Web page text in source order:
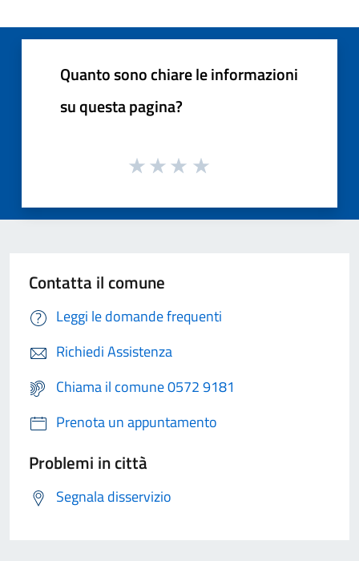
Quanto sono chiare le informazioni
su questa pagina?
Contatta il comune
Leggi le domande frequenti
Richiedi Assistenza
Chiama il comune 0572 9181
Prenota un appuntamento
Problemi in città
Segnala disservizio